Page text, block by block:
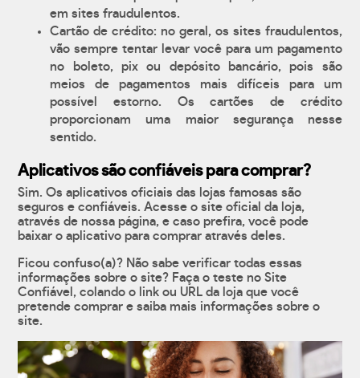
em sites fraudulentos.
Cartão de crédito: no geral, os sites fraudulentos,
vão sempre tentar levar você para um pagamento
no boleto, pix ou depósito bancário, pois são
meios de pagamentos mais difíceis para um
possível estorno. Os cartões de crédito
proporcionam uma maior segurança nesse
sentido.
Aplicativos são confiáveis para comprar?
Sim. Os aplicativos oficiais das lojas famosas são
seguros e confiáveis. Acesse o site oficial da loja,
através de nossa página, e caso prefira, você pode
baixar o aplicativo para comprar através deles.
Ficou confuso(a)? Não sabe verificar todas essas
informações sobre o site? Faça o teste no Site
Confiável, colando o link ou URL da loja que você
pretende comprar e saiba mais informações sobre o
site.